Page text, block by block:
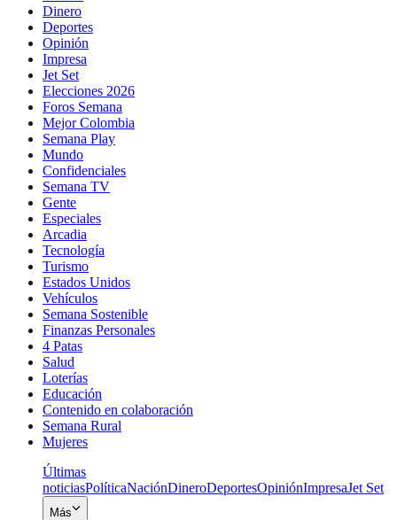
Dinero
Deportes
Opinión
Impresa
Jet Set
Elecciones 2026
Foros Semana
Mejor Colombia
Semana Play
Mundo
Confidenciales
Semana TV
Gente
Especiales
Arcadia
Tecnología
Turismo
Estados Unidos
Vehículos
Semana Sostenible
Finanzas Personales
4 Patas
Salud
Loterías
Educación
Contenido en colaboración
Semana Rural
Mujeres
Últimas
noticiasPolíticaNaciónDineroDeportesOpiniónImpresaJet Set
Más